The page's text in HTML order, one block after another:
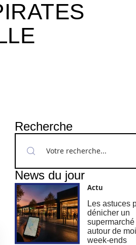
Recherche
News du jour
Actu
Les astuces
dénicher un
autour de
week-ends